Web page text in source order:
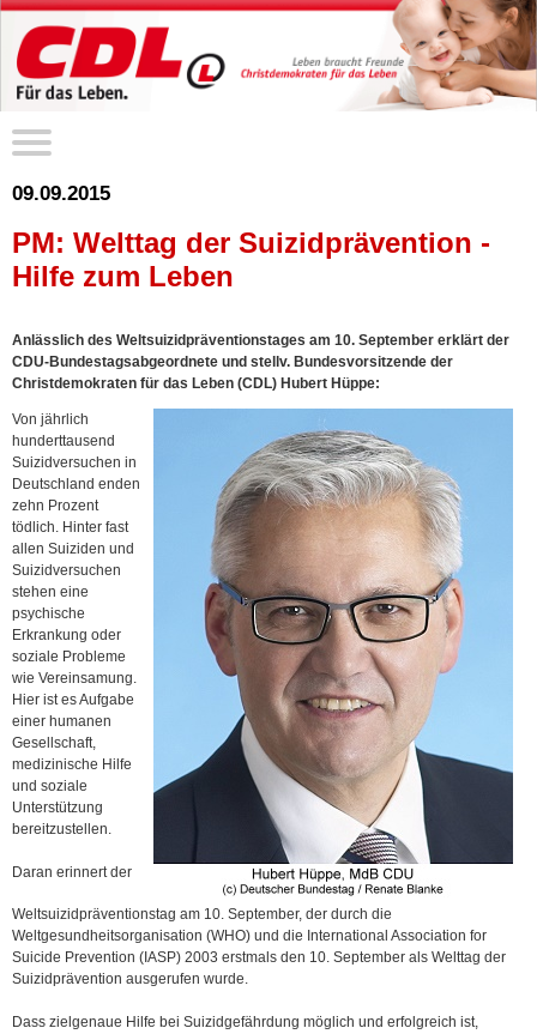
09.09.2015
PM: Welttag der Suizidprävention -
Hilfe zum Leben
Anlässlich des Weltsuizidpräventionstages am 10. September erklärt der
CDU-Bundestagsabgeordnete und stellv. Bundesvorsitzende der
Christdemokraten für das Leben (CDL) Hubert Hüppe:
Von jährlich
hunderttausend
Suizidversuchen in
Deutschland enden
zehn Prozent
tödlich. Hinter fast
allen Suiziden und
Suizidversuchen
stehen eine
psychische
Erkrankung oder
soziale Probleme
wie Vereinsamung.
Hier ist es Aufgabe
einer humanen
Gesellschaft,
medizinische Hilfe
und soziale
Unterstützung
bereitzustellen.
Daran erinnert der
Weltsuizidpräventionstag am 10. September, der durch die
Weltgesundheitsorganisation (WHO) und die International Association for
Suicide Prevention (IASP) 2003 erstmals den 10. September als Welttag der
Suizidprävention ausgerufen wurde.
Dass zielgenaue Hilfe bei Suizidgefährdung möglich und erfolgreich ist,